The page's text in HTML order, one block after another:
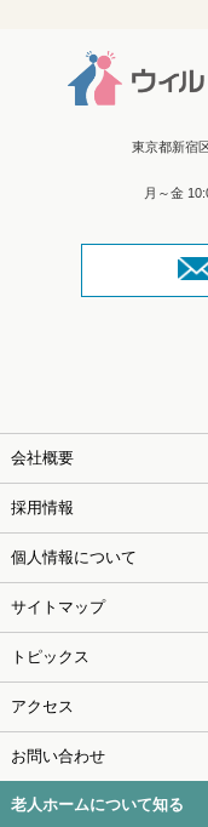
東京都新宿
月～金
会社概要
採用情報
個人情報について
サイトマップ
トピックス
アクセス
お問い合わせ
老人ホームについて知る